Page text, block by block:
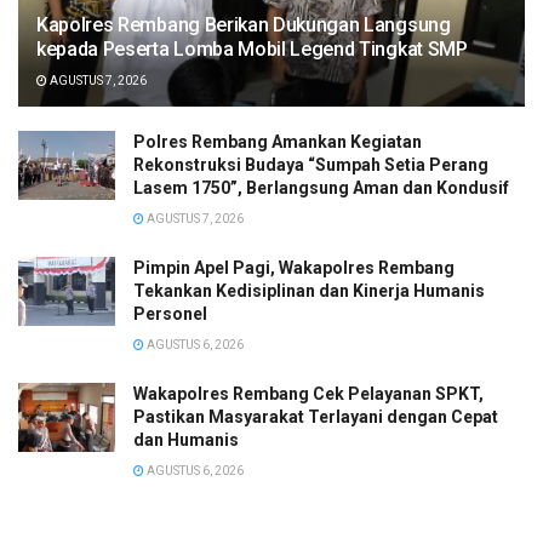
Kapolres Rembang Berikan Dukungan Langsung
kepada Peserta Lomba Mobil Legend Tingkat SMP
AGUSTUS 7, 2026
Polres Rembang Amankan Kegiatan
Rekonstruksi Budaya “Sumpah Setia Perang
Lasem 1750”, Berlangsung Aman dan Kondusif
AGUSTUS 7, 2026
Pimpin Apel Pagi, Wakapolres Rembang
Tekankan Kedisiplinan dan Kinerja Humanis
Personel
AGUSTUS 6, 2026
Wakapolres Rembang Cek Pelayanan SPKT,
Pastikan Masyarakat Terlayani dengan Cepat
dan Humanis
AGUSTUS 6, 2026